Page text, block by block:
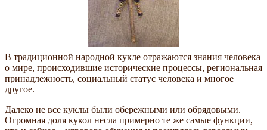
В традиционной народной кукле отражаются знания человека
о мире, происходившие исторические процессы, региональная
принадлежность, социальный статус человека и многое
другое.
Далеко не все куклы были обережными или обрядовыми.
Огромная доля кукол несла примерно те же самые функции,